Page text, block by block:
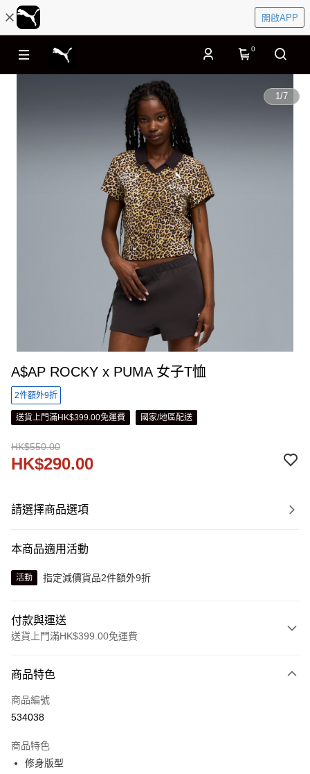
開啟APP
0
1/7
A$AP ROCKY x PUMA 女子T恤
2件額外9折
送貨上門滿HK$399.00免運費 國家/地區配送
HK$550.00
HK$290.00
請選擇商品選項
本商品適用活動
活動 指定減價貨品2件額外9折
付款與運送
送貨上門滿HK$399.00免運費
信用卡
線上付款
Alipay, PayMe, WeChat Pay, UnionPay, FPS
送貨方式
商品特色
商品編號
534038
商品特色
修身版型